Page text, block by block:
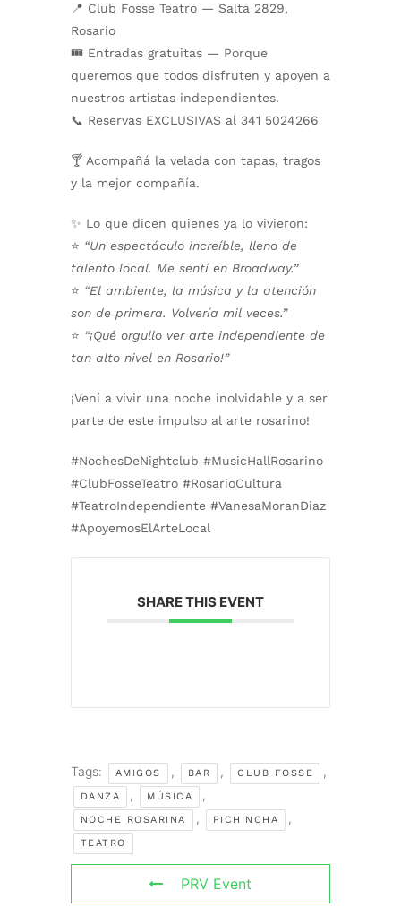
📍 Club Fosse Teatro— Salta 2829,
Rosario
🎟️ Entradas gratuitas— Porque
queremos que todos disfruten y apoyen a
nuestros artistas independientes.
📞 Reservas EXCLUSIVAS al 341 5024266
🍸 Acompañá la velada con tapas, tragos
y la mejor compañía.
✨ Lo que dicen quienes ya lo vivieron:
⭐️ “Un espectáculo increíble, lleno de
talento local. Me sentí en Broadway.”
⭐️ “El ambiente, la música y la atención
son de primera. Volvería mil veces.”
⭐️ “¡Qué orgullo ver arte independiente de
tan alto nivel en Rosario!”
¡Vení a vivir una noche inolvidable y a ser
parte de este impulso al arte rosarino!
#NochesDeNightclub #MusicHallRosarino
#ClubFosseTeatro #RosarioCultura
#TeatroIndependiente #VanesaMoranDiaz
#ApoyemosElArteLocal
SHARE THIS EVENT
Tags: AMIGOS , BAR , CLUB FOSSE ,
DANZA , MÚSICA ,
NOCHE ROSARINA , PICHINCHA ,
TEATRO
PRV Event